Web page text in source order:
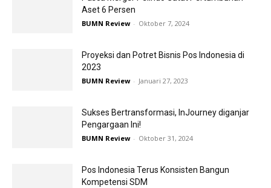
Aset 6 Persen
BUMN Review - Oktober 7, 2024
Proyeksi dan Potret Bisnis Pos Indonesia di
2023
BUMN Review - Januari 27, 2023
Sukses Bertransformasi, InJourney diganjar
Pengargaan Ini!
BUMN Review - Oktober 31, 2024
Pos Indonesia Terus Konsisten Bangun
Kompetensi SDM